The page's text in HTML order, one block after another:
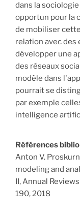
dans la
opportun pour la
de mobiliser
relation avec des
développer une
des réseaux
modèle dans
pourrait se
par exemple
intelligence
Références biblio
Anton V.
modeling and
II, Annual
190, 2018